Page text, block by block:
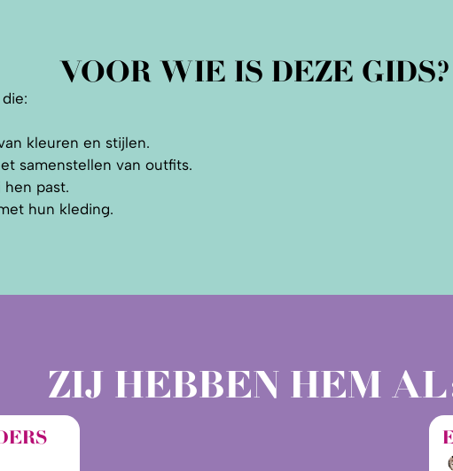
VOOR WIE IS DEZE GIDS?
kleuren en stijlen.
samenstellen van outfits.
past.
hun kleding.
ZIJ HEBBEN HEM